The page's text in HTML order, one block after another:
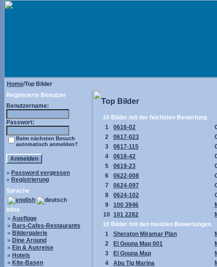
Home/Top Bilder
Registrierte Benutzer
Benutzername:
Passwort:
Beim nächsten Besuch
automatisch anmelden?
» Password vergessen
» Registrierung
Sprache
Infos
» Ausflüge
» Bars-Cafes-Restaurants
» Bildergalerie
» Dine Around
» Ein & Ausreise
» Hotels
» Kite-Basen
Top Bilder
10 Bilder mit der höchsten Bewertung
1
0616-02
2
0617-023
3
0617-115
4
0618-42
5
0619-23
6
0622-008
7
0624-097
8
0624-102
9
100 3946
10 101 2282
10 Bilder mit den meisten Bewertungen
1
Sheraton Miramar Plan
2
El Gouna Map 001
3
El Gouna Map
4
Abu Tig Marina